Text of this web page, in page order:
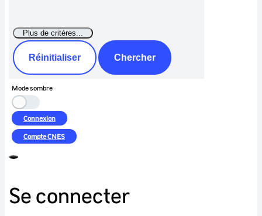
Réinitialiser Chercher
Mode sombre
Connexion
CompteCNES
Se connecter